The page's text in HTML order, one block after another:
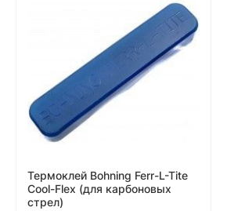
Термоклей Bohning Ferr-L-Tite
Cool-Flex (для карбоновых
стрел)